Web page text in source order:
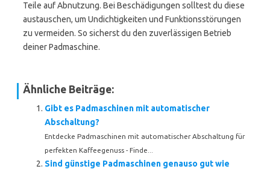
Teile auf Abnutzung. Bei Beschädigungen solltest du diese
austauschen, um Undichtigkeiten und Funktionsstörungen
zu vermeiden. So sicherst du den zuverlässigen Betrieb
deiner Padmaschine.
Ähnliche Beiträge:
Gibt es Padmaschinen mit automatischer
Abschaltung?
Entdecke Padmaschinen mit automatischer Abschaltung für
perfekten Kaffeegenuss - Finde...
Sind günstige Padmaschinen genauso gut wie